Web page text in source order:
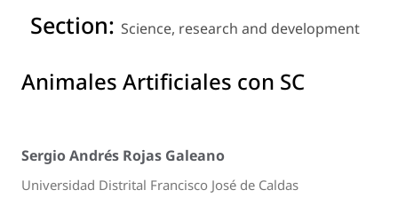
Section: Science, research and development
Animales Artificiales con SC
Sergio Andrés Rojas Galeano
Universidad Distrital Francisco José de Caldas